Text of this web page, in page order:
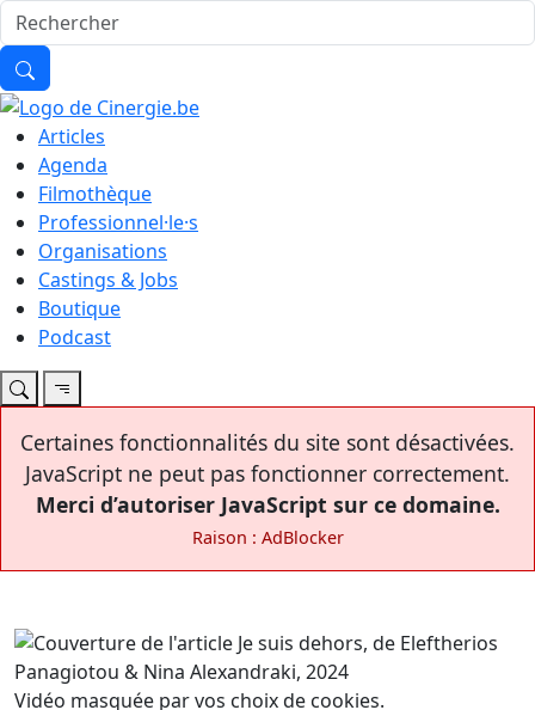
Articles
Agenda
Filmothèque
Professionnel·le·s
Organisations
Castings & Jobs
Boutique
Podcast
Certaines fonctionnalités du site sont désactivées.
JavaScript ne peut pas fonctionner correctement.
Merci d’autoriser JavaScript sur ce domaine.
Raison : AdBlocker
Vidéo masquée par vos choix de cookies.